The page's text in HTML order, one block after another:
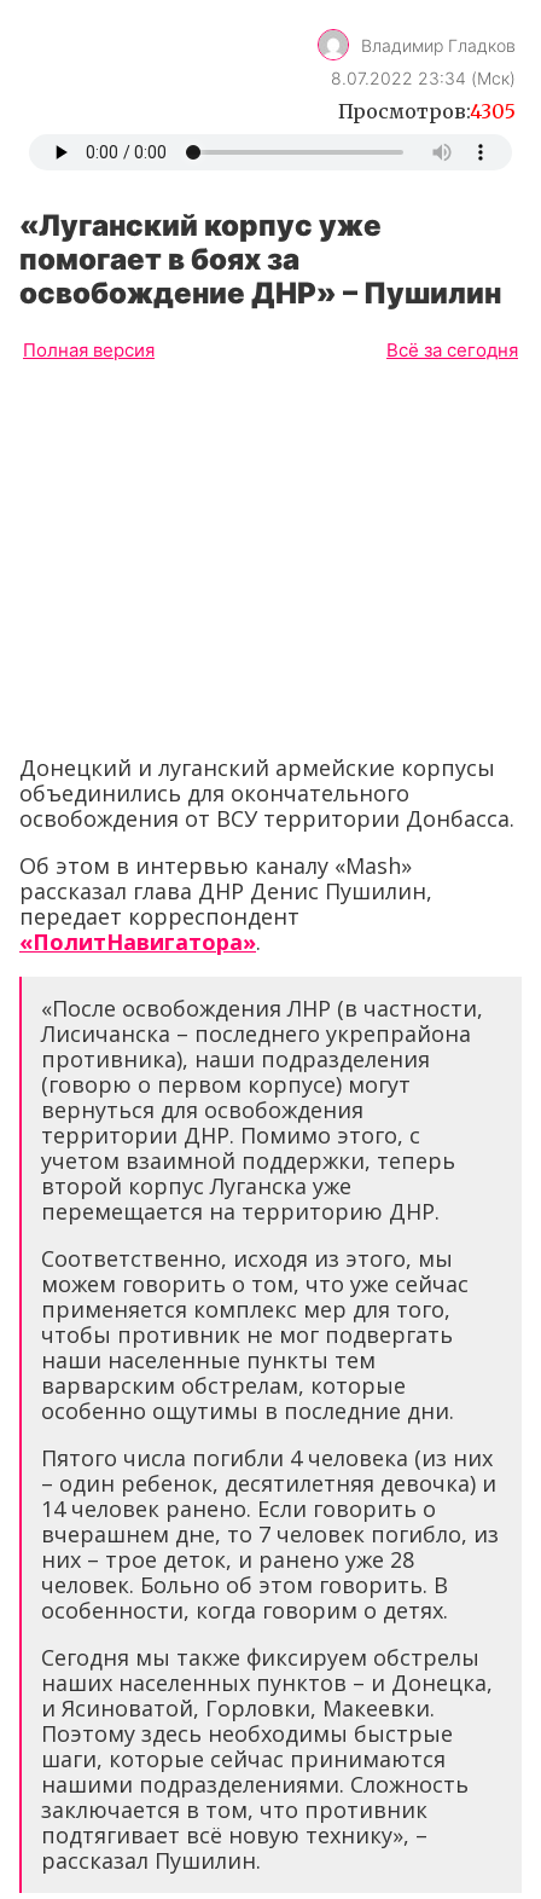
Владимир Гладков
8.07.2022 23:34 (Мск)
Просмотров:4305
«Луганский корпус уже
помогает в боях за
освобождение ДНР» – Пушилин
Полная версия Всё за сегодня
Донецкий и луганский армейские корпусы
объединились для окончательного
освобождения от ВСУ территории Донбасса.
Об этом в интервью каналу «Mash»
рассказал глава ДНР Денис Пушилин,
передает корреспондент
«ПолитНавигатора».
«После освобождения ЛНР (в частности,
Лисичанска – последнего укрепрайона
противника), наши подразделения
(говорю о первом корпусе) могут
вернуться для освобождения
территории ДНР. Помимо этого, с
учетом взаимной поддержки, теперь
второй корпус Луганска уже
перемещается на территорию ДНР.
Соответственно, исходя из этого, мы
можем говорить о том, что уже сейчас
применяется комплекс мер для того,
чтобы противник не мог подвергать
наши населенные пункты тем
варварским обстрелам, которые
особенно ощутимы в последние дни.
Пятого числа погибли 4 человека (из них
– один ребенок, десятилетняя девочка) и
14 человек ранено. Если говорить о
вчерашнем дне, то 7 человек погибло, из
них – трое деток, и ранено уже 28
человек. Больно об этом говорить. В
особенности, когда говорим о детях.
Сегодня мы также фиксируем обстрелы
наших населенных пунктов – и Донецка,
и Ясиноватой, Горловки, Макеевки.
Поэтому здесь необходимы быстрые
шаги, которые сейчас принимаются
нашими подразделениями. Сложность
заключается в том, что противник
подтягивает всё новую технику», –
рассказал Пушилин.